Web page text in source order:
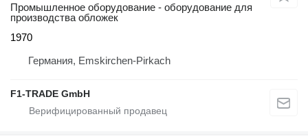
Промышленное оборудование - оборудование для
производства обложек
1970
Германия, Emskirchen-Pirkach
F1-TRADE GmbH